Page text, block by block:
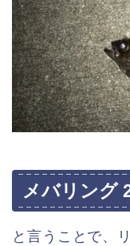
メバリング
と言うことで、